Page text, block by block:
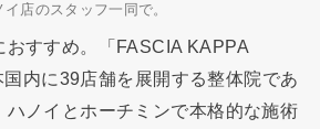
イ店のスタッフ一同で。
おすすめ。「FASCIA KAPPA
内に39店舗を展開する整体院であ
ハノイとホーチミンで本格的な施術